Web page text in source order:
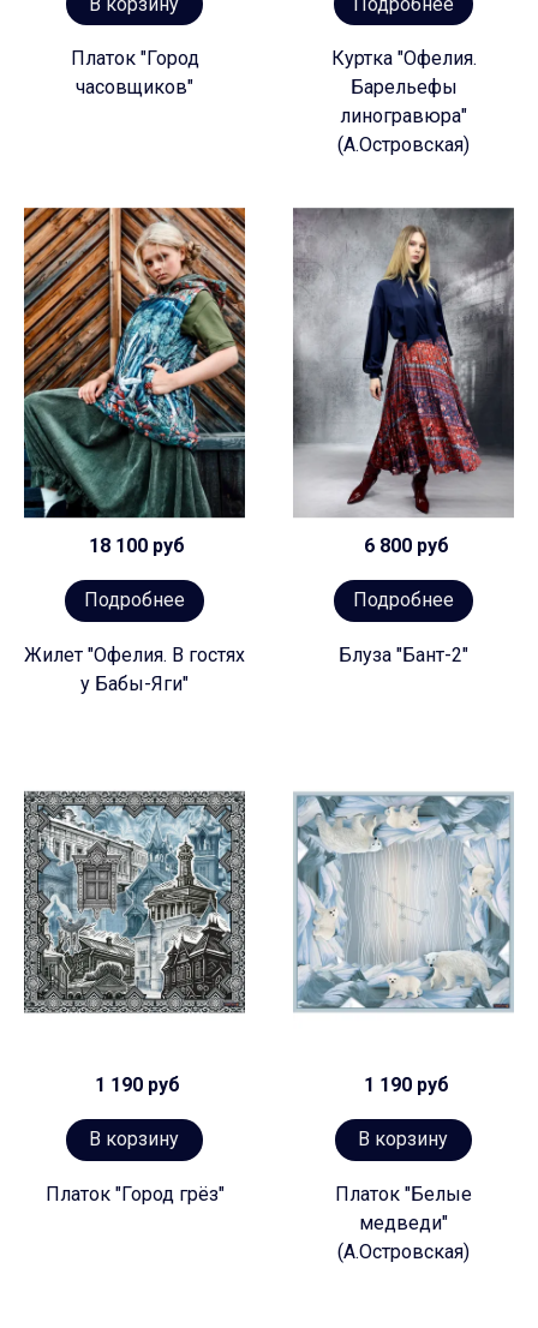
Платок "Город
часовщиков"
Куртка "Офелия.
Барельефы
линогравюра"
(А.Островская)
18 100 руб
Подробнее
Жилет "Офелия. В гостях
у Бабы-Яги"
6 800 руб
Подробнее
Блуза "Бант-2"
1 190 руб
В корзину
Платок "Город грёз"
1 190 руб
В корзину
Платок "Белые
медведи"
(А.Островская)